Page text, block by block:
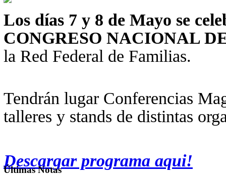
Los días 7 y 8 de Mayo se
CONGRESO NACIONAL
la Red Federal de Familias.
Tendrán lugar Conferencias
talleres y stands de distintas
Descargar programa aqui!
ÚltimasNotas